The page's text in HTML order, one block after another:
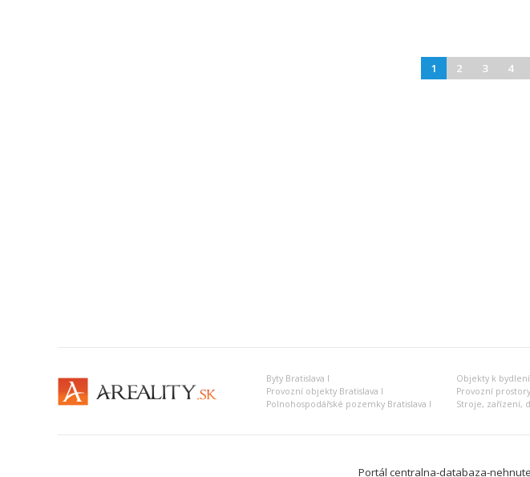
1 2 3 4
Byty Bratislava I Objekty k
Provozní objekty Bratislava I
Provozní
Polnohospodářské pozemky Bratislava I
Stroje, zařízení,
Portál centralna-databaza-